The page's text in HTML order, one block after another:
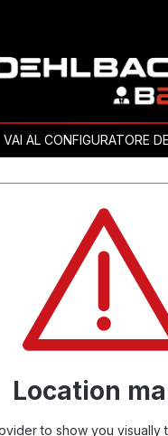
VAI AL CONFIGURATORE
Location
to show you visually